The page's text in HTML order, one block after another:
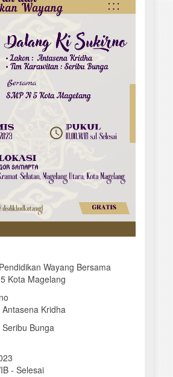
Wayang Bersama
Kota Magelang
Kridha
Bunga
- Selesai